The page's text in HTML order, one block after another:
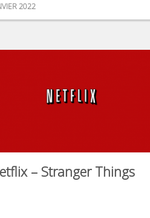
2022
– Stranger Things